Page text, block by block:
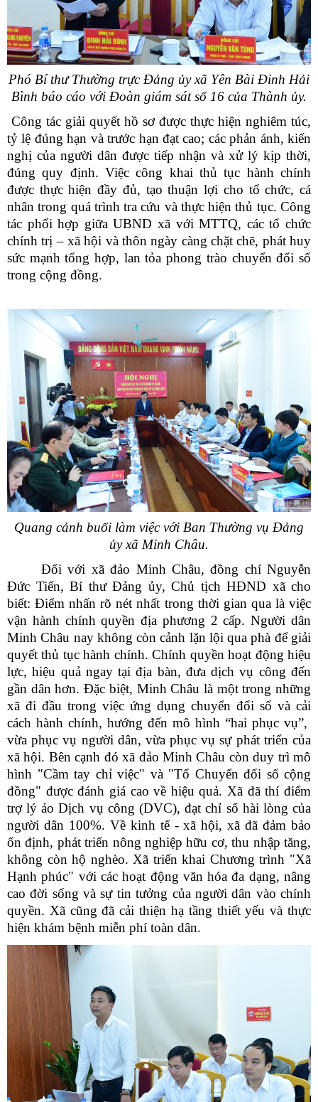
Phó Bí thư Thường trực Đảng ủy xã Yên Bài Đinh Hải
Bình báo cáo với Đoàn giám sát số 16 của Thành ủy.
Công tác giải quyết hồ sơ được thực hiện nghiêm túc,
tỷ lệ đúng hạn và trước hạn đạt cao; các phản ánh, kiến
nghị của người dân được tiếp nhận và xử lý kịp thời,
đúng quy định. Việc công khai thủ tục hành chính
được thực hiện đầy đủ, tạo thuận lợi cho tổ chức, cá
nhân trong quá trình tra cứu và thực hiện thủ tục. Công
tác phối hợp giữa UBND xã với MTTQ, các tổ chức
chính trị – xã hội và thôn ngày càng chặt chẽ, phát huy
sức mạnh tổng hợp, lan tỏa phong trào chuyển đổi số
trong cộng đồng.
Quang cảnh buổi làm việc với Ban Thường vụ Đảng
ủy xã Minh Châu.
Đối với xã đảo Minh Châu, đồng chí Nguyễn
Đức Tiến, Bí thư Đảng ủy, Chủ tịch HĐND xã cho
biết: Điểm nhấn rõ nét nhất trong thời gian qua là việc
vận hành chính quyền địa phương 2 cấp. Người dân
Minh Châu nay không còn cảnh lặn lội qua phà để giải
quyết thủ tục hành chính. Chính quyền hoạt động hiệu
lực, hiệu quả ngay tại địa bàn, đưa dịch vụ công đến
gần dân hơn. Đặc biệt, Minh Châu là một trong những
xã đi đầu trong việc ứng dụng chuyển đổi số và cải
cách hành chính, hướng đến mô hình “hai phục vụ”,
vừa phục vụ người dân, vừa phục vụ sự phát triển của
xã hội. Bên cạnh đó xã đảo Minh Châu còn duy trì mô
hình "Cầm tay chỉ việc" và "Tổ Chuyển đổi số cộng
đồng" được đánh giá cao về hiệu quả. Xã đã thí điểm
trợ lý ảo Dịch vụ công (DVC), đạt chỉ số hài lòng của
người dân 100%. Về kinh tế - xã hội, xã đã đảm bảo
ổn định, phát triển nông nghiệp hữu cơ, thu nhập tăng,
không còn hộ nghèo. Xã triển khai Chương trình "Xã
Hạnh phúc" với các hoạt động văn hóa đa dạng, nâng
cao đời sống và sự tin tưởng của người dân vào chính
quyền. Xã cũng đã cải thiện hạ tầng thiết yếu và thực
hiện khám bệnh miễn phí toàn dân.